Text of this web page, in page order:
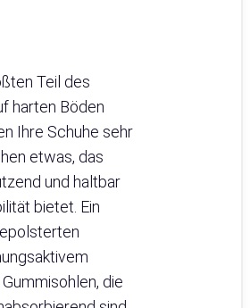
Teil des
harten Böden
Ihre Schuhe sehr
etwas, das
und haltbar
bietet. Ein
die